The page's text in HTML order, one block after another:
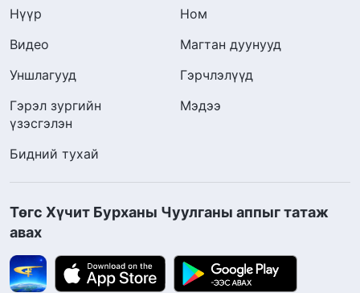
Нүүр
Ном
Видео
Магтан дуунууд
Уншлагууд
Гэрчлэлүүд
Гэрэл зургийн
үзэсгэлэн
Мэдээ
Бидний тухай
Төгс Хүчит Бурханы Чуулганы аппыг татаж
авах